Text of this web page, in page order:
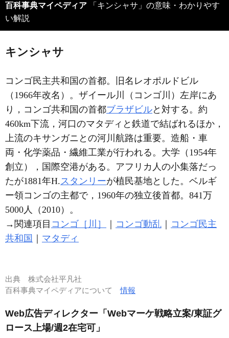
百科事典マイペディア 「キンシャサ」の意味・わかりやす
い解説
キンシャサ
コンゴ民主共和国の首都。旧名レオポルドビル
（1966年改名）。ザイール川（コンゴ川）左岸にあ
り，コンゴ共和国の首都ブラザビルと対する。約
460km下流，河口のマタディと鉄道で結ばれるほか，
上流のキサンガニとの河川航路は重要。造船・車
両・化学薬品・繊維工業が行われる。大学（1954年
創立），国際空港がある。アフリカ人の小集落だっ
たが1881年H. スタンリーが植民基地とした。ベルギ
ー領コンゴの主都で，1960年の独立後首都。841万
5000人（2010）。
→関連項目 コンゴ［川］ ｜ コンゴ動乱 ｜ コンゴ民主
共和国 ｜ マタディ
出典 株式会社平凡社
百科事典マイペディアについて情報
Web広告ディレクター「Webマーケ戦略立案/東証グ
ロース上場/週2在宅可」